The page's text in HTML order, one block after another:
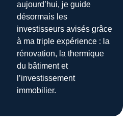
aujourd’hui, je guide
désormais les
investisseurs avisés grâce
à ma triple expérience : la
rénovation, la thermique
du bâtiment et
l’investissement
immobilier.